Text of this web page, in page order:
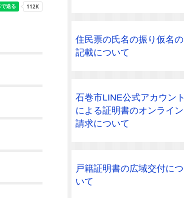
住民票の氏名の振り仮名の
記載について
石巻市LINE公式アカウント
による証明書のオンライン
請求について
戸籍証明書の広域交付につ
いて